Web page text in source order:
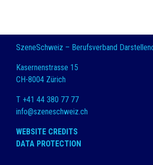
SzeneSchweiz – Berufsverband
Kasernenstrasse 15
CH-8004 Zürich
T +41 44 380 77 77
info@szeneschweiz.ch
WEBSITE CREDITS
DATA PROTECTION